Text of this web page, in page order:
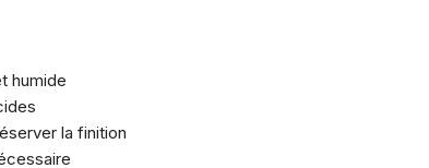
humide
la finition